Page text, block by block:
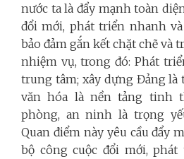
nước ta là đẩy mạnh toàn
đổi mới, phát triển nhanh
bảo đảm gắn kết chặt chẽ và
nhiệm vụ, trong đó: Phát
trung tâm; xây dựng Đảng là
văn hóa là nền tảng tinh
phòng, an ninh là trọng
Quan điểm này yêu cầu đẩy
bộ công cuộc đổi mới,